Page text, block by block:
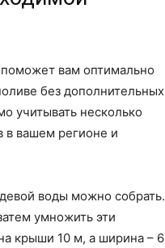
вам оптимально
без дополнительных
учитывать несколько
в вашем регионе и
воды можно собрать.
умножить эти
крыши 10 м, а ширина – 6